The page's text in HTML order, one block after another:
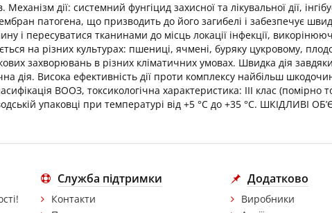
Механізм дії: системний фунгіцид захисної та лікувальної дії,
патогена, що призводить до його загибелі і забезпечує
і пересуватися тканинами до місць локації інфекції,
на різних культурах: пшениці, ячмені, буряку цукровому,
захворювань в різних кліматичних умовах. Швидка дія
дія. Висока ефективність дії проти комплексу найбільш
ВООЗ, токсикологічна характеристика: ІІІ клас (помірно
упаковці при температурі від +5 °С до +35 °С. ШКІДЛИВІ
Служба підтримки
Контакти
Додатково
Виробники